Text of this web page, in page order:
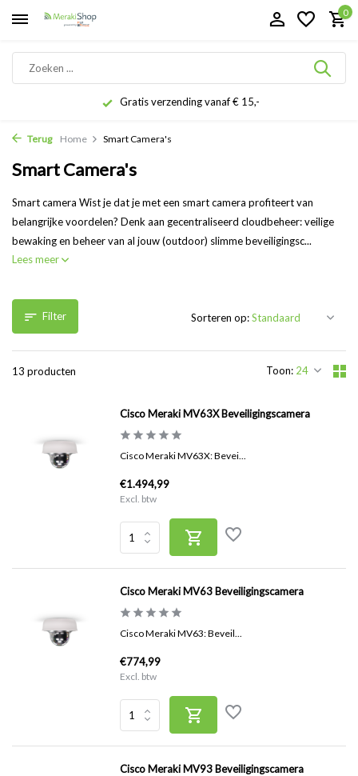
0
Gratis verzending vanaf € 15,-
Terug Home Smart Camera's
Smart Camera's
Smart camera Wist je dat je met een smart camera profiteert van
belangrijke voordelen? Denk aan gecentraliseerd cloudbeheer: veilige
bewaking en beheer van al jouw (outdoor) slimme beveiligingsc...
Lees meer
Filter
13 producten Toon:
Sorteren op:
Cisco Meraki MV63X Beveiligingscamera
Cisco Meraki MV63X: Bevei...
€1.494,99
Excl. btw
Cisco Meraki MV63 Beveiligingscamera
Cisco Meraki MV63: Beveil...
€774,99
Excl. btw
Cisco Meraki MV93 Beveiligingscamera